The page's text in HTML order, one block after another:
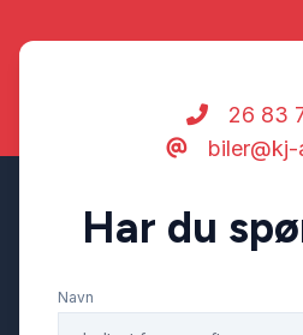
26 83
Har du
Navn